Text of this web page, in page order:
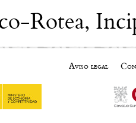
Rotea,
Aviso legal